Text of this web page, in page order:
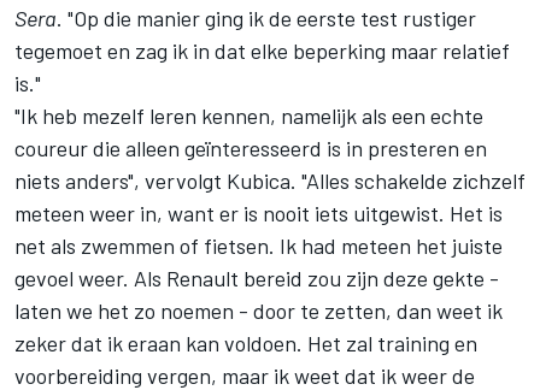
Sera. "Op die manier ging ik de eerste test rustiger
tegemoet en zag ik in dat elke beperking maar relatief
is."
"Ik heb mezelf leren kennen, namelijk als een echte
coureur die alleen geïnteresseerd is in presteren en
niets anders", vervolgt Kubica. "Alles schakelde zichzelf
meteen weer in, want er is nooit iets uitgewist. Het is
net als zwemmen of fietsen. Ik had meteen het juiste
gevoel weer. Als Renault bereid zou zijn deze gekte -
laten we het zo noemen - door te zetten, dan weet ik
zeker dat ik eraan kan voldoen. Het zal training en
voorbereiding vergen, maar ik weet dat ik weer de